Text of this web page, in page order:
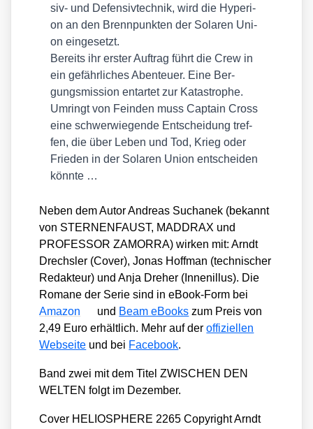
siv- und Defen­siv­tech­nik, wird die Hype­ri­
on an den Brenn­punk­ten der Sola­ren Uni­
on ein­ge­setzt.
Bereits ihr ers­ter Auf­trag führt die Crew in
ein gefähr­li­ches Aben­teu­er. Eine Ber­
gungs­mis­si­on ent­ar­tet zur Kata­stro­phe.
Umringt von Fein­den muss Cap­tain Cross
eine schwer­wie­gen­de Ent­schei­dung tref­
fen, die über Leben und Tod, Krieg oder
Frie­den in der Sola­ren Uni­on ent­schei­den
könn­te …
Neben dem Autor Andre­as Sucha­nek (bekannt
von STERNENFAUST, MADDRAX und
PROFESSOR ZAMORRA) wir­ken mit: Arndt
Drechs­ler (Cover), Jonas Hoff­man (tech­ni­scher
Redak­teur) und Anja Dre­her (Innen­il­lus). Die
Roma­ne der Serie sind in eBook-Form bei
Ama­zon
und Beam eBooks zum Preis von
2,49 Euro erhält­lich. Mehr auf deroffi­zi­el­len
Web­sei­te und bei Face­book.
Band zwei mit dem Titel ZWISCHEN DEN
WELTEN folgt im Dezem­ber.
Co­ver HE­LIO­S­PHERE 2265 Co­py­right Arndt